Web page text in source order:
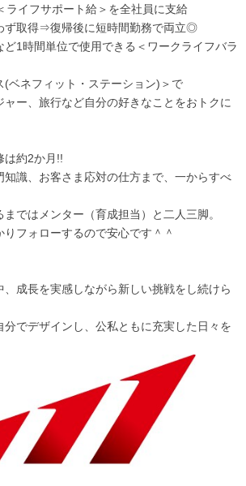
ライフサポート給＞を全社員に支給
ず取得⇒復帰後に短時間勤務で両立◎
ど1時間単位で使用できる＜ワークライフバラ
(ベネフィット・ステーション)＞で
ー、旅行など自分の好きなことをおトクに
は約2か月!!
知識、お客さま応対の仕方まで、一からすべ
ではメンター（育成担当）と二人三脚。
フォローするので安心です＾＾
、成長を実感しながら新しい挑戦をし続けら
でデザインし、公私ともに充実した日々を